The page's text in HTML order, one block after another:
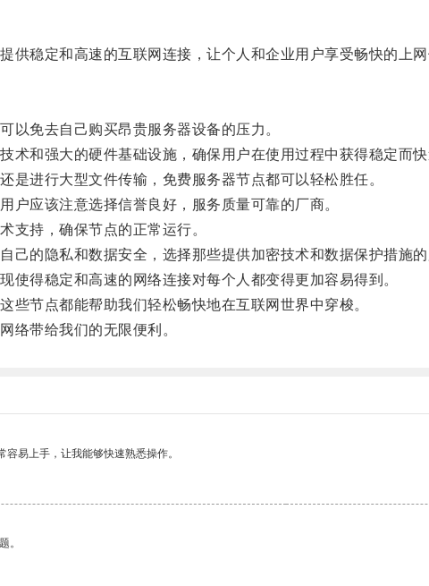
稳定和高速的互联网连接，让个人和企业用户享受畅快的上网
免去自己购买昂贵服务器设备的压力。
和强大的硬件基础设施，确保用户在使用过程中获得稳定而快
进行大型文件传输，免费服务器节点都可以轻松胜任。
应该注意选择信誉良好，服务质量可靠的厂商。
持，确保节点的正常运行。
的隐私和数据安全，选择那些提供加密技术和数据保护措施的
得稳定和高速的网络连接对每个人都变得更加容易得到。
节点都能帮助我们轻松畅快地在互联网世界中穿梭。
带给我们的无限便利。
易上手，让我能够快速熟悉操作。
。